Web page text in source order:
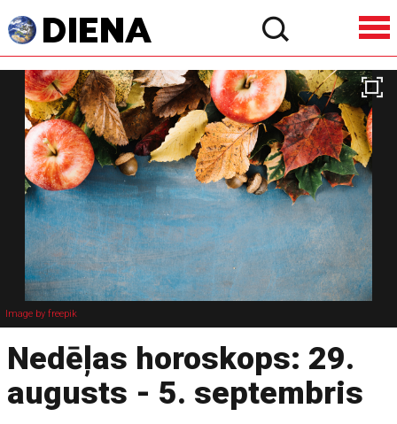
Image by freepik
Nedēļas horoskops: 29.
augusts - 5. septembris